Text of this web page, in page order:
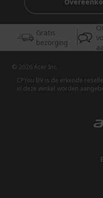
Gratis
bezorging
© 2026 Acer Inc.
CPYou BV is de erkende
in deze winkel worden